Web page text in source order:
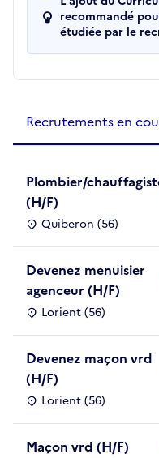
recommandé
étudiée par le
Recrutements en
Plombier/
(H/F)
Quiberon (56)
Devenez menuisier
agenceur (H/F)
Lorient (56)
Devenez maçon vrd
(H/F)
Lorient (56)
Maçon vrd (H/F)